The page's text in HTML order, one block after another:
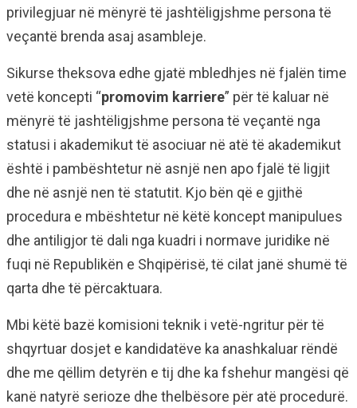
privilegjuar në mënyrë të jashtëligjshme persona të
veçantë brenda asaj asambleje.
Sikurse theksova edhe gjatë mbledhjes në fjalën time
vetë koncepti “promovim karriere” për të kaluar në
mënyrë të jashtëligjshme persona të veçantë nga
statusi i akademikut të asociuar në atë të akademikut
është i pambështetur në asnjë nen apo fjalë të ligjit
dhe në asnjë nen të statutit. Kjo bën që e gjithë
procedura e mbështetur në këtë koncept manipulues
dhe antiligjor të dali nga kuadri i normave juridike në
fuqi në Republikën e Shqipërisë, të cilat janë shumë të
qarta dhe të përcaktuara.
Mbi këtë bazë komisioni teknik i vetë-ngritur për të
shqyrtuar dosjet e kandidatëve ka anashkaluar rëndë
dhe me qëllim detyrën e tij dhe ka fshehur mangësi që
kanë natyrë serioze dhe thelbësore për atë procedurë.